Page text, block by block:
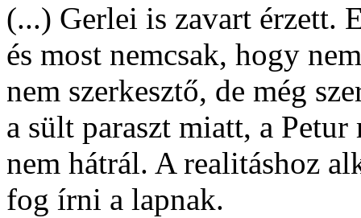
(...) Gerlei is zavart érzett.
és most nemcsak, hogy
nem szerkesztő, de még
a sült paraszt miatt, a
nem hátrál. A realitáshoz
fog írni a lapnak.